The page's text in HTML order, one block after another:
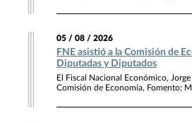
05 / 08 / 2026
FNE asistió a la Comisión de
Diputadas y Diputados
El Fiscal Nacional Económico,
Comisión de Economía, Fomento;